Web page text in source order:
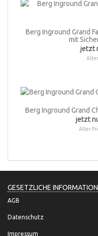
Berg Inground Grand
mit
jetzt
Berg Inground Grand
jetzt
Alter
GESETZLICHE INFORMATION
AGB
Datenschutz
Impressum